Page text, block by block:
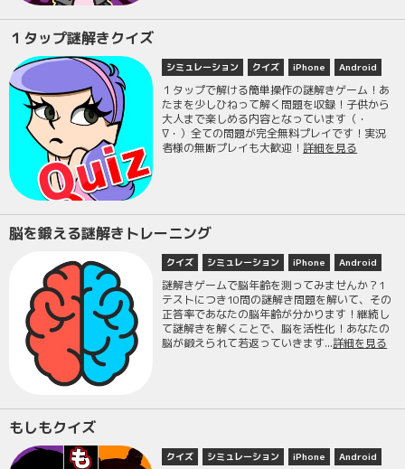
１タップ謎解きクイズ
シミュレーション クイズ iPhone Android
１タップで解ける簡単操作の謎解きゲーム！あ
たまを少しひねって解く問題を収録！子供から
大人まで楽しめる内容となっています（・
∇・）全ての問題が完全無料プレイです！実況
者様の無断プレイも大歓迎！詳細を見る
脳を鍛える謎解きトレーニング
クイズ シミュレーション iPhone Android
謎解きゲームで脳年齢を測ってみませんか？1
テストにつき10問の謎解き問題を解いて、その
正答率であなたの脳年齢が分かります！継続し
て謎解きを解くことで、脳を活性化！あなたの
脳が鍛えられて若返っていきます...詳細を見る
もしもクイズ
クイズ シミュレーション iPhone Android